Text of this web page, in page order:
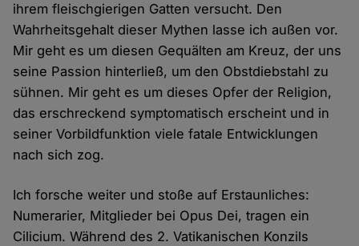
ihrem fleischgierigen Gatten versucht. Den
Wahrheitsgehalt dieser Mythen lasse ich außen vor.
Mir geht es um diesen Gequälten am Kreuz, der uns
seine Passion hinterließ, um den Obstdiebstahl zu
sühnen. Mir geht es um dieses Opfer der Religion,
das erschreckend symptomatisch erscheint und in
seiner Vorbildfunktion viele fatale Entwicklungen
nach sich zog.
Ich forsche weiter und stoße auf Erstaunliches:
Numerarier, Mitglieder bei Opus Dei, tragen ein
Cilicium. Während des 2. Vatikanischen Konzils